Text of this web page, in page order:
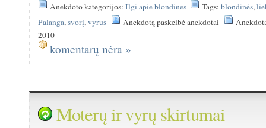
Anekdoto kategorijos:Ilgi apie blondines Tags:blondinės,
Palanga,svorį,vyrus Anekdotą paskelbė anekdotai
2010
komentarų nėra »
Moterų ir vyrų skirtumai